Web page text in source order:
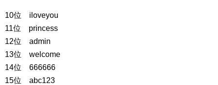
10位 iloveyou
11位 princess
12位 admin
13位 welcome
14位 666666
15位 abc123